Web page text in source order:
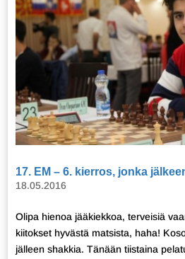
17. EM – 6. kierros, jonka
18.05.2016
Olipa hienoa jääkiekkoa, terveisiä
kiitokset hyvästä matsista, haha!
jälleen shakkia. Tänään tiistaina